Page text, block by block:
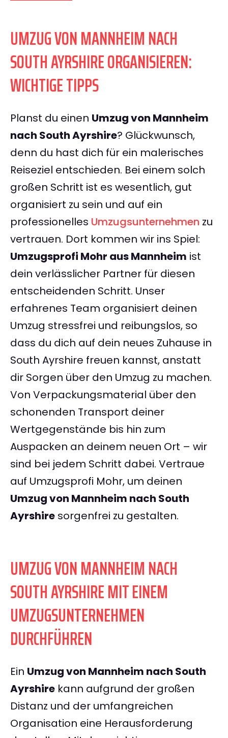
UMZUG VON MANNHEIM NACH
SOUTH AYRSHIRE ORGANISIEREN:
WICHTIGE TIPPS
Planst du einen Umzug von Mannheim
nach South Ayrshire? Glückwunsch,
denn du hast dich für ein malerisches
Reiseziel entschieden. Bei einem solch
großen Schritt ist es wesentlich, gut
organisiert zu sein und auf ein
professionelles Umzugsunternehmen zu
vertrauen. Dort kommen wir ins Spiel:
Umzugsprofi Mohr aus Mannheim ist
dein verlässlicher Partner für diesen
entscheidenden Schritt. Unser
erfahrenes Team organisiert deinen
Umzug stressfrei und reibungslos, so
dass du dich auf dein neues Zuhause in
South Ayrshire freuen kannst, anstatt
dir Sorgen über den Umzug zu machen.
Von Verpackungsmaterial über den
schonenden Transport deiner
Wertgegenstände bis hin zum
Auspacken an deinem neuen Ort – wir
sind bei jedem Schritt dabei. Vertraue
auf Umzugsprofi Mohr, um deinen
Umzug von Mannheim nach South
Ayrshire sorgenfrei zu gestalten.
UMZUG VON MANNHEIM NACH
SOUTH AYRSHIRE MIT EINEM
UMZUGSUNTERNEHMEN
DURCHFÜHREN
Ein Umzug von Mannheim nach South
Ayrshire kann aufgrund der großen
Distanz und der umfangreichen
Organisation eine Herausforderung